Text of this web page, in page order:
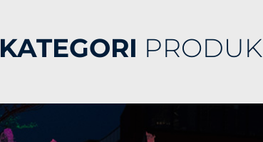
KATEGORI PRODUK